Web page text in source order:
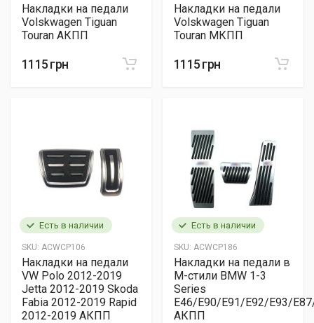
Накладки на педали
Volskwagen Tiguan
Touran АКПП
1115 грн
Накладки на педали
Volskwagen Tiguan
Touran МКПП
1115 грн
Есть в наличии
SKU: ACWCP106
Накладки на педали
VW Polo 2012-2019
Jetta 2012-2019 Skoda
Fabia 2012-2019 Rapid
2012-2019 АКПП
Есть в наличии
SKU: ACWCP186
Накладки на педали в
M-стили BMW 1-3
Series
E46/E90/E91/E92/E93/
АКПП